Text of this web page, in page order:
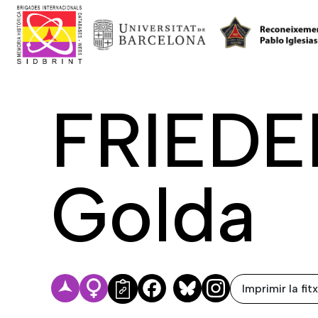
Golda
FacebookBluesky Imprimir la